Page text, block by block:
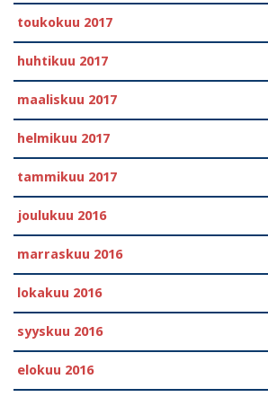
toukokuu 2017
huhtikuu 2017
maaliskuu 2017
helmikuu 2017
tammikuu 2017
joulukuu 2016
marraskuu 2016
lokakuu 2016
syyskuu 2016
elokuu 2016